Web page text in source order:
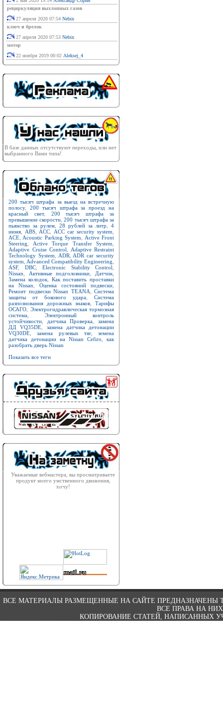
рециркуляция выхлопных газов
27 апреля 2020 07:54 Nebin
ключ и брелок
27 апреля 2020 07:53 Nebin
мотор
22 ноября 2019 00:02 Aleksej_4
В базе данных отсутствуют переходы, или нет
выбранного Вами типа!
200 тысяч штрафа за выезд на встречную
полосу, 200 тысяч штрафа за проезд на
красный свет, 200 тысяч штрафа за
превышение скорости ,200 тысяч штрафа за
пьянство за рулем
28 рублей за литр
4
июня
ABS ACC ACC car security system
ACE Acoustic Parking System
Active Front
Steering
Active Torque Transfer System
Adaptive Cruise Control
Adaptive Restraint
Technology System
ADR
ADR car security
system Advanced Compatibility Engineering
ASF, DBC, Electronic Stability Control
Nissan
Активные подголовники Датчик
Замена колодок, Как поставить проставки
на Nissan
Оценка состояний подвески
Ремонт подвески Nissan TEANA
Система
защиты от бокового удара
Система
разпознования дорожных знаков ,Тарифы
ОСАГО
Электрогидравлическая тормозная
система
Электронный контроль
устойчивости
датчика Проверка ,замена
ДД VQ35DE
замена датчика детонации
VQ30DE ,замена рулевых тяг, земена
датчика детонации на Nissan Cefiro
как
разобрать дверь Nissan
Показать все теги
Уважаемые вебмастера, вы просматриваете
продукт моего умственного движения,
хочу!
ВСЕ МАТЕРИАЛЫ РАЗМЕЩЕННЫЕ НА САЙТЕ ПРЕДНАЗНАЧЕНЫ
ВСЕ ПРАВА НА
КОПИРОВАНИЕ СТАТЕЙ, НАПИСАННЫХ